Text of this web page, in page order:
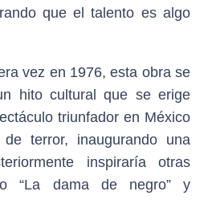
que el talento es algo
vez en 1976, esta obra se
hito cultural que se erige
triunfador en México
terror, inaugurando una
inspiraría otras
“La dama de negro” y